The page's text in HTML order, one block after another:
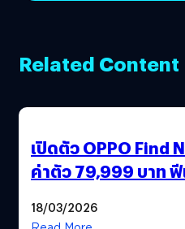
Related Content
เปิดตัว OPPO Find
ค่าตัว 79,999 บาท ฟี
18/03/2026